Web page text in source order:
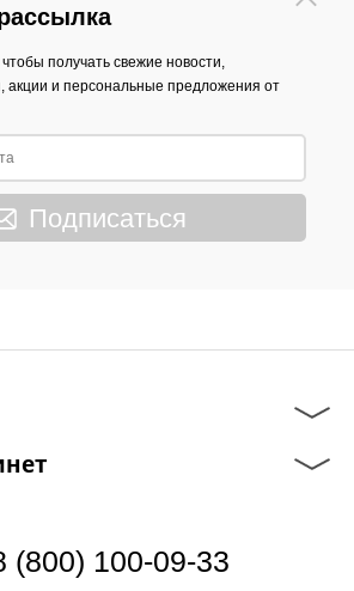
получать свежие новости,
акции и персональные предложения от
Подписаться
(800) 100-09-33